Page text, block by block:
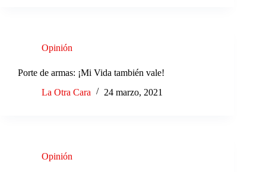
Opinión
Porte de armas: ¡Mi Vida también vale!
La Otra Cara
24 marzo, 2021
Opinión